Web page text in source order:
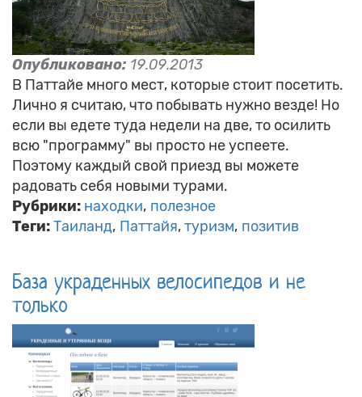
Опубликовано: 19.09.2013
В Паттайе много мест, которые стоит посетить.
Лично я считаю, что побывать нужно везде! Но
если вы едете туда недели на две, то осилить
всю "программу" вы просто не успеете.
Поэтому каждый свой приезд вы можете
радовать себя новыми турами.
Рубрики: находки полезное
Теги:Таиланд Паттайя туризм позитив
База украденных велосипедов и не
только